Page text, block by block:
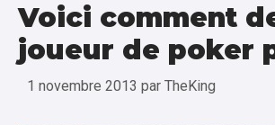
Voici comment
joueur de poker
1 novembre 2013 par TheKing